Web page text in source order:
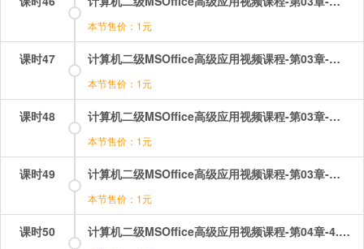
本节售价：1元
课时47 计算机二级MSOffice高级应用视频课程-第03章-操作：筛选（3）.mp4
本节售价：1元
课时48 计算机二级MSOffice高级应用视频课程-第03章-操作：软件界面介绍和各种数据的输入.mp4
本节售价：1元
课时49 计算机二级MSOffice高级应用视频课程-第03章-操作：选中整行，整列，调整行和列.mp4
本节售价：1元
课时50 计算机二级MSOffice高级应用视频课程-第04章-4.1使用PowerPoint制作演示文稿.mp4